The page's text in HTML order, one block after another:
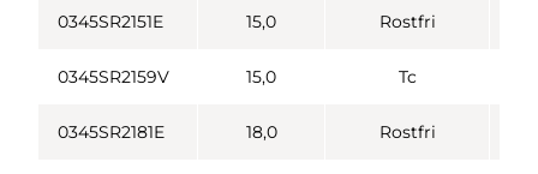
0345SR2151E 15,0 Rostfri
0345SR2159V 15,0 Tc
0345SR2181E 18,0 Rostfri